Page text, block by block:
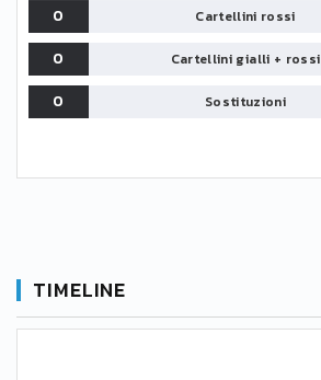
0
Cartellini rossi
0
Cartellini gialli + rossi
0
Sostituzioni
TIMELINE